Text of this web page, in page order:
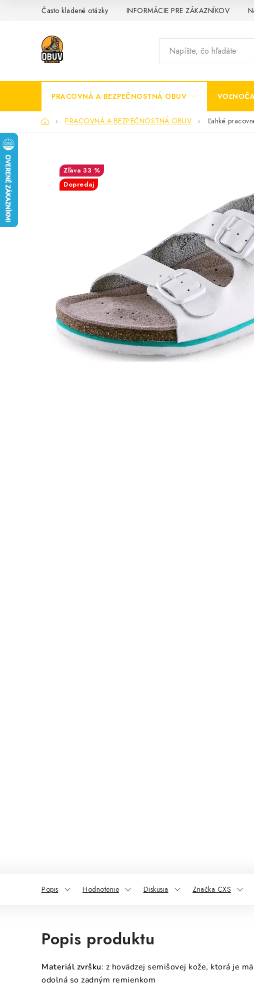
Často kladené otázky INFORMÁCIE PRE ZÁKAZNÍKOV
PRACOVNÁ A BEZPEČNOSTNÁ OBUV
DomovPRACOVNÁ A BEZPEČNOSTNÁ OBUV Ľahké
33 %
Dopredaj
Popis Hodnotenie Diskusia Značka CXS
Popis produktu
Materiál zvršku: z hovädzej semišovej kože, ktorá je
odolná so zadným remienkom